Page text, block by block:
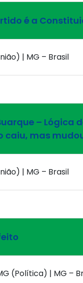
é a
| MG – Brasil
– Lógica
caiu, mas
| MG – Brasil
(Política) | MG –